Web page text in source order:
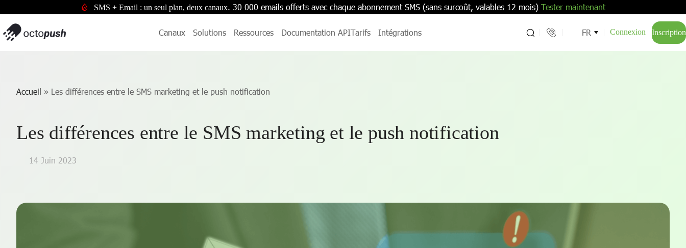
SMS + Email : un seul plan, deux canaux. 30 000 emails offerts avec chaque abonnement SMS (sans surcoût, valables 12 mois) Tester maintenant
Canaux Solutions Ressources Documentation APITarifs Intégrations FR Connexion Inscription
Accueil » Les différences entre le SMS marketing et le push notification
Les différences entre le SMS marketing et le push notification
14 Juin 2023